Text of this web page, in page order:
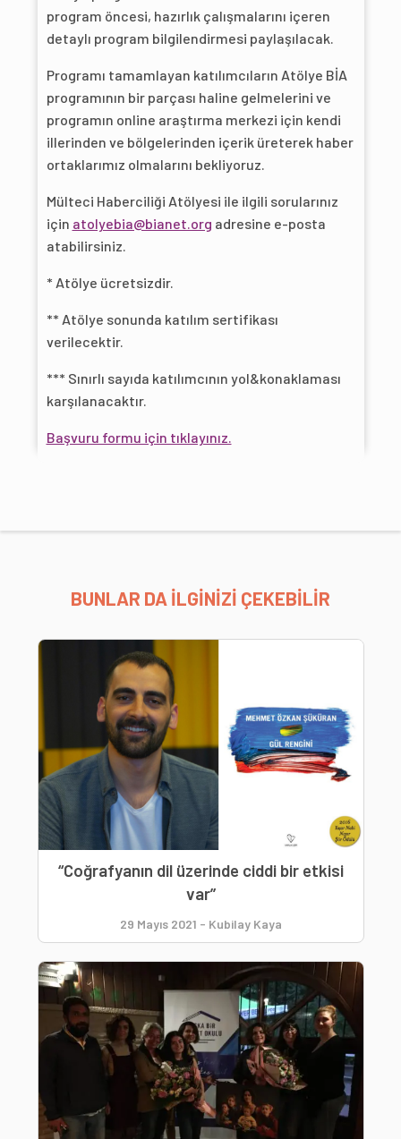
program öncesi, hazırlık çalışmalarını içeren
detaylı program bilgilendirmesi paylaşılacak.
Programı tamamlayan katılımcıların Atölye BİA
programının bir parçası haline gelmelerini ve
programın online araştırma merkezi için kendi
illerinden ve bölgelerinden içerik üreterek haber
ortaklarımız olmalarını bekliyoruz.
Mülteci Haberciliği Atölyesi ile ilgili sorularınız
için atolyebia@bianet.org adresine e-posta
atabilirsiniz.
* Atölye ücretsizdir.
** Atölye sonunda katılım sertifikası
verilecektir.
*** Sınırlı sayıda katılımcının yol&konaklaması
karşılanacaktır.
Başvuru formu için tıklayınız.
BUNLAR DA İLGİNİZİ ÇEKEBİLİR
“Coğrafyanın dil üzerinde ciddi bir etkisi
var”
29 Mayıs 2021 - Kubilay Kaya